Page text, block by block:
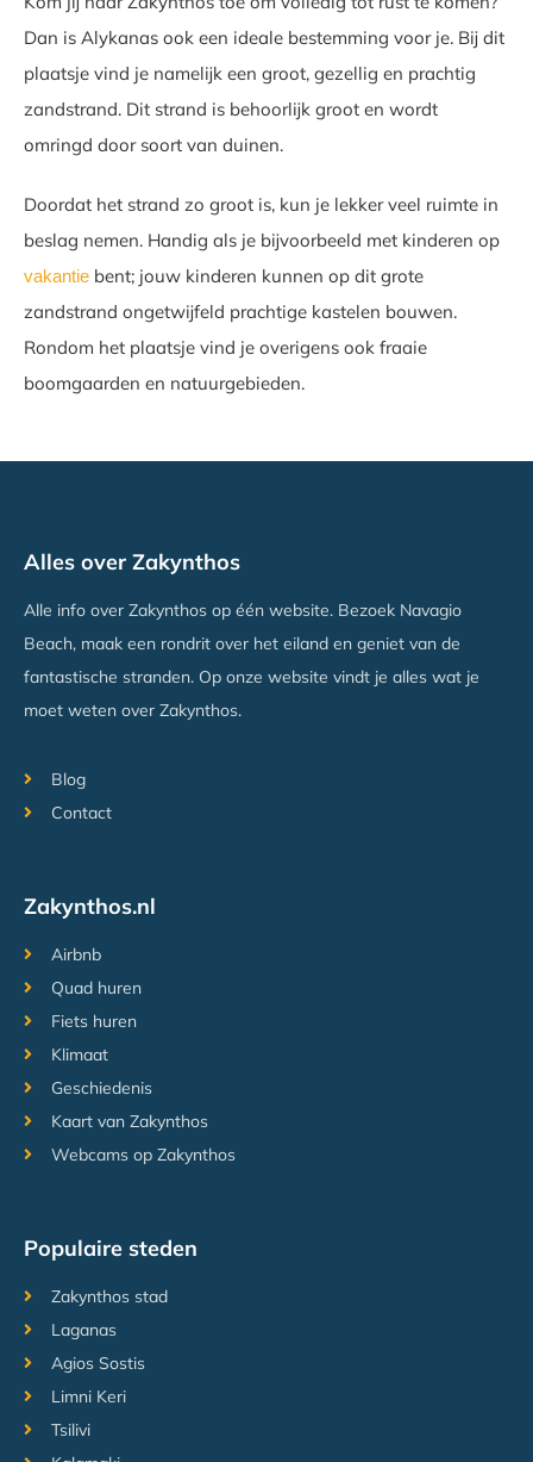
Dan is Alykanas ook een ideale bestemming voor je. Bij dit
plaatsje vind je namelijk een groot, gezellig en prachtig
zandstrand. Dit strand is behoorlijk groot en wordt
omringd door soort van duinen.
Doordat het strand zo groot is, kun je lekker veel ruimte in
beslag nemen. Handig als je bijvoorbeeld met kinderen op
vakantie bent; jouw kinderen kunnen op dit grote
zandstrand ongetwijfeld prachtige kastelen bouwen.
Rondom het plaatsje vind je overigens ook fraaie
boomgaarden en natuurgebieden.
Alles over Zakynthos
Alle info over Zakynthos op één website. Bezoek Navagio
Beach, maak een rondrit over het eiland en geniet van de
fantastische stranden. Op onze website vindt je alles wat je
moet weten over Zakynthos.
Blog
Contact
Zakynthos.nl
Airbnb
Quad huren
Fiets huren
Klimaat
Geschiedenis
Kaart van Zakynthos
Webcams op Zakynthos
Populaire steden
Zakynthos stad
Laganas
Agios Sostis
Limni Keri
Tsilivi